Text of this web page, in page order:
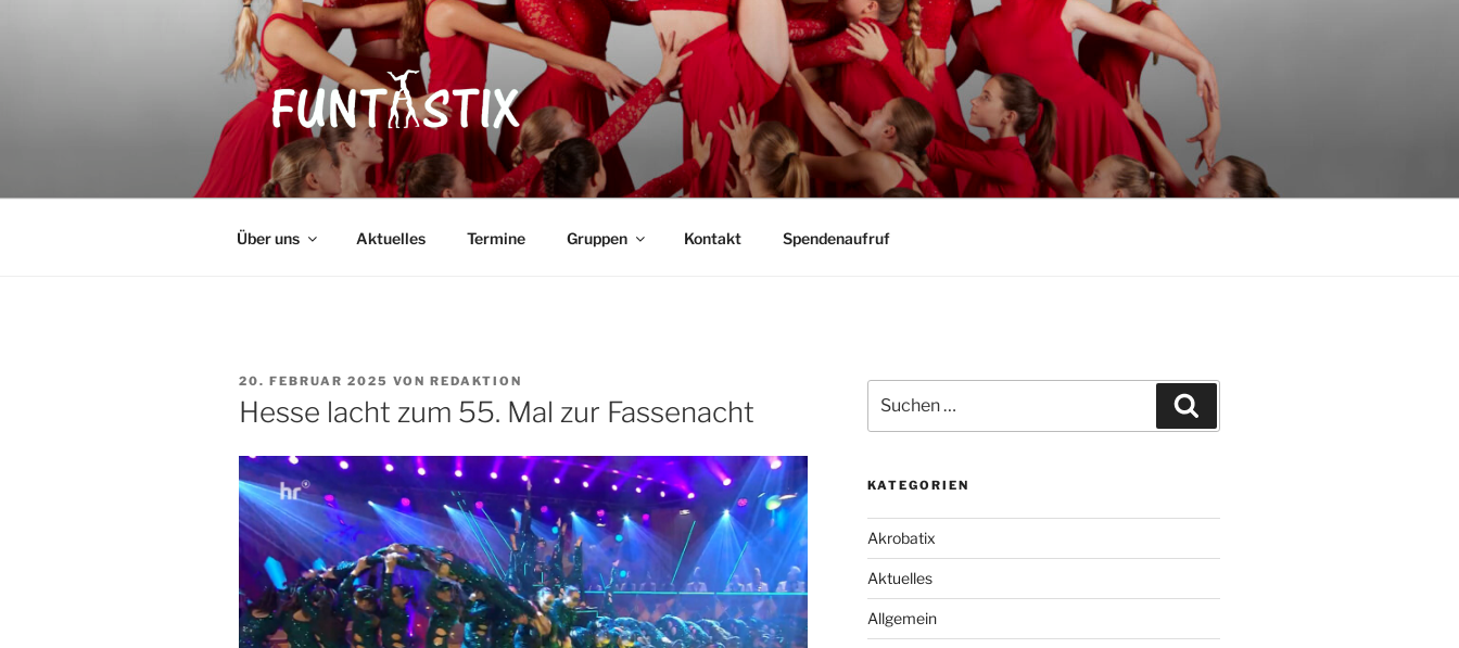
FUNTASTIX
Showakrobatik
Über uns Aktuelles Termine Gruppen Kontakt Spendenaufruf
VERÖFFENTLICHT
AM
20. FEBRUAR 2025 VON REDAKTION
Hesse lacht zum 55. Mal zur Fassenacht
nach:
KATEGORIEN
Akrobatix
Aktuelles
Allgemein